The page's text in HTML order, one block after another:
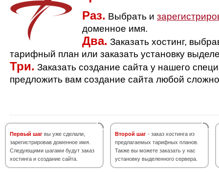
Раз. Выбрать и
доменное имя.
Два. Заказать хостинг,
тарифный план или заказать установку
Три. Заказать создание сайта у нашего
предложить вам создание сайта любой
Первый шаг вы уже сделали,
зарегистрировав доменное имя.
Следующими шагами будут заказ
хостинга и создание сайта.
Второй шаг - заказ хостинга из
предлагаемых тарифных планов.
Также вы можете заказать у нас
установку выделенного сервера.